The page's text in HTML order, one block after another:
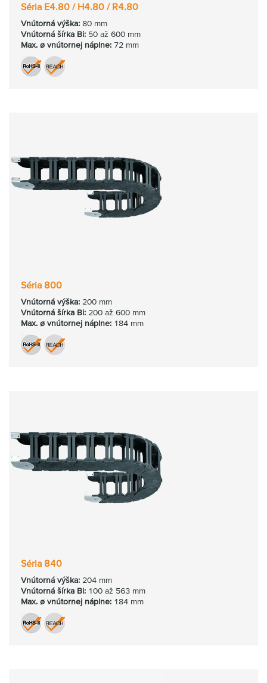
Séria E4.80 / H4.80 / R4.80
Vnútorná výška: 80 mm
Vnútorná šírka Bi: 50 až 600 mm
Max. ø vnútornej náplne: 72 mm
Séria 800
Vnútorná výška: 200 mm
Vnútorná šírka Bi: 200 až 600 mm
Max. ø vnútornej náplne: 184 mm
Séria 840
Vnútorná výška: 204 mm
Vnútorná šírka Bi: 100 až 563 mm
Max. ø vnútornej náplne: 184 mm